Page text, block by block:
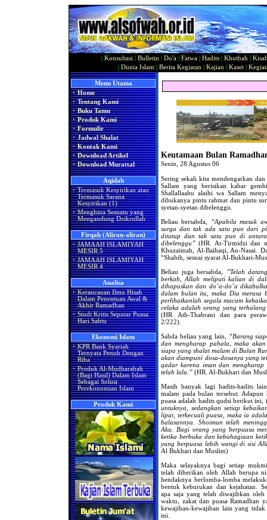
Konsultasi Bulletin Do'a Fatwa Hadits Khutbah
Dunia Islam Berita Kegiatan Kajian Kaset|
Menu Utama
· Home
· Tentang Kami
· Buku Tamu
· Produk Kami
· Formulir
· Jadwal Shalat
· Kontak Kami
· Download Artikel
· Download Murattal
Aqidah
· Termasuk Kesyirikan atau
Termasuk Sarana
Kesyirikan (1)
· Menghina Sesuatu yang
Mengandung Dzikrullah
Firqah (Aliran-aliran)
· JAMAAH ISLAMIYAH
MESIR 5
· JAMAAH ISLAMIYAH
MESIR 4
Analisa
· Kerancauan Ilmu Hisab
Dalam Penentuan Awal &
Akhir Ramadhan
· Studi Kritis Seputar Puasa
Hari Sabtu
Ekonomi Islam
· KPR Bank Syariah
Ternyata Penuh Dengan
Riba
· Produk Al-Mudharabah
(Bagi Hasil) Dalam Islam
Sebagai Solusi
Perekonomian Islam
Produk Kami
Keutamaan Bulan
Senin, 28 Agustus 06
Sering sekali kita mendengarkan
Sallam yang berisikan kabar
Shallallaahu alaihi wa Sallam
dibukanya pintu rahmat dan pintu
syetan-syetan dibelenggu.
Beliau bersabda, “Apabila masuk
surga dan tak ada satu pun dari
ditutup dan tak satu pun di
dibelenggu” (HR. At-Tirmidzi dan
Khuzaimah, Al-Baihaqi, An-Nasai.
“Shahih, sesuai syarat Al-Bukhari-
Beliau juga bersabda,
”Telah
berkah, Allah meliputi kalian di
dihapuskan dan do’a-do’a
dalam bulan itu, maka Dia merasa
perlihatkanlah segala macam
celaka adalah orang yang
(HR. Ath-Thabrani dan para
2/222).
Sabda beliau yang lain,
“Barang
dan mengharap pahala, maka
siapa yang shalat malam di Bulan
akan diampuni dosa-dosanya yang
qadar karena iman dan
telah lalu.” (HR. Al-Bukhari dan
Masih banyak lagi hadits-hadits
malam pada bulan tersebut. Adapun
puasa adalah hadits qudsi berikut
untuknya, sedangkan setiap
lipat, terkecuali puasa, maka ia
balasannya. Shoimun telah
Aku. Bagi orang yang berpuasa
ketika berbuka dan kebahagiaan
yang berpuasa lebih wangi di sisi
Al Bukhari dan Muslim)
Maka selayaknya bagi setiap
telah diberikan oleh Allah berupa
hendaknya berlomba-lomba
bentuk keburukan dan kejahatan.
apa saja yang telah diwajibkan
waktu, zakat dan puasa Ramadhan
kewajiban-kewajiban lain yang tidak
ini.